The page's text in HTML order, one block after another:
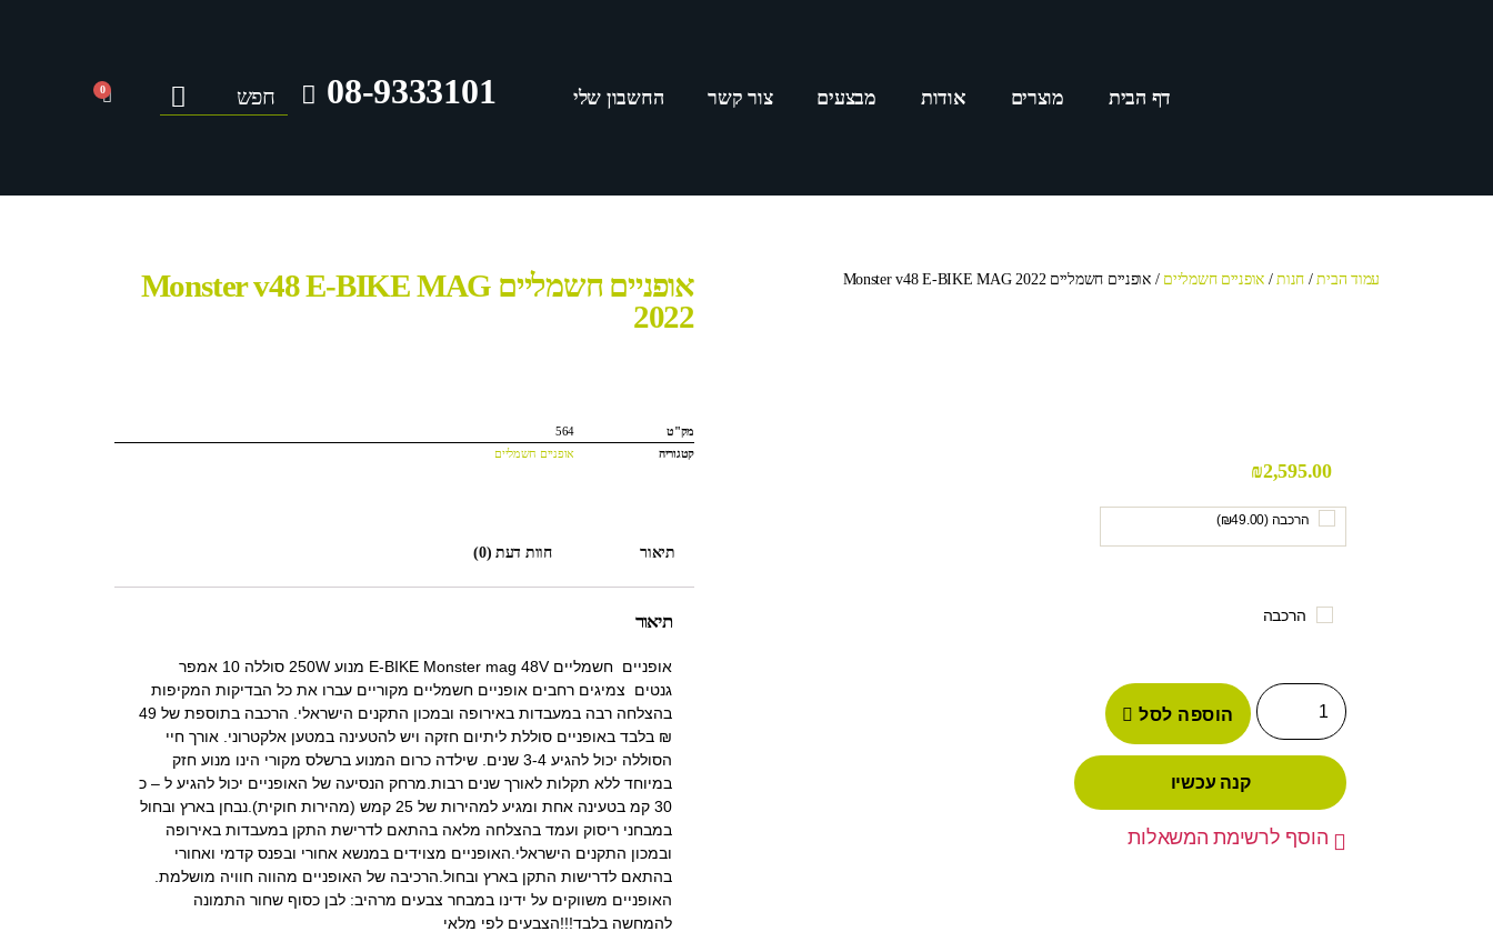
דף הבית מוצרים אודות מבצעים צור קשר החשבון שלי 08-9333101
0
עמוד הבית/ חנות/ אופניים חשמליים / אופניים חשמליים Monster v48 E-BIKE MAG 2022
₪2,595.00
הרכבה ( ₪49.00
)
הרכבה
הוספה לסל
קנה עכשיו
הוסף לרשימת המשאלות
אופניים חשמליים Monster v48 E-BIKE MAG
2022
מק"ט
564
קטגוריה
אופניים חשמליים
תיאור חוות דעת (0)
תיאור
אופניים חשמליים E-BIKE Monster mag 48V מנוע 250W סוללה 10 אמפר
גנטים צמיגים רחבים אופניים חשמליים מקוריים עברו את כל הבדיקות המקיפות
בהצלחה רבה במעבדות באירופה ובמכון התקנים הישראלי. הרכבה בתוספת של 49
₪ בלבד באופניים סוללת ליתיום חזקה ויש להטעינה במטען אלקטרוני. אורך חיי
הסוללה יכול להגיע 3-4 שנים. שילדה כרום המנוע ברשלס מקורי הינו מנוע חזק
במיוחד ללא תקלות לאורך שנים רבות.מרחק הנסיעה של האופניים יכול להגיע ל – כ
30 קמ בטעינה אחת ומגיע למהירות של 25 קמש (מהירות חוקית).נבחן בארץ ובחול
במבחני ריסוק ועמד בהצלחה מלאה בהתאם לדרישת התקן במעבדות באירופה
ובמכון התקנים הישראלי.האופניים מצוידים במנשא אחורי ובפנס קדמי ואחורי
בהתאם לדרישות התקן בארץ ובחול.הרכיבה של האופניים מהווה חוויה מושלמת.
האופניים משווקים על ידינו במבחר צבעים מרהיב: לבן כסוף שחור התמונה
להמחשה בלבד!!!הצבעים לפי מלאי